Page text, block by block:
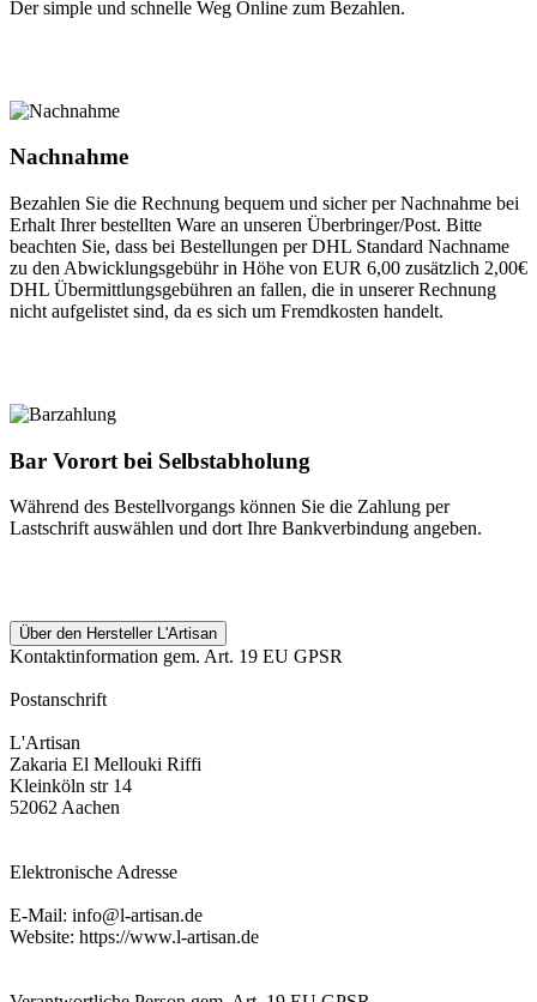
Der simple und schnelle Weg Online zum Bezahlen.
Nachnahme
Bezahlen Sie die Rechnung bequem und sicher per Nachnahme bei
Erhalt Ihrer bestellten Ware an unseren Überbringer/Post. Bitte
beachten Sie, dass bei Bestellungen per DHL Standard Nachname
zu den Abwicklungsgebühr in Höhe von EUR 6,00 zusätzlich 2,00€
DHL Übermittlungsgebühren an fallen, die in unserer Rechnung
nicht aufgelistet sind, da es sich um Fremdkosten handelt.
Bar Vorort bei Selbstabholung
Während des Bestellvorgangs können Sie die Zahlung per
Lastschrift auswählen und dort Ihre Bankverbindung angeben.
Über den Hersteller L'Artisan
Kontaktinformation gem. Art. 19 EU GPSR
Postanschrift
L'Artisan
Zakaria El Mellouki Riffi
Kleinköln str 14
52062 Aachen
Elektronische Adresse
E-Mail: info@l-artisan.de
Website: https://www.l-artisan.de